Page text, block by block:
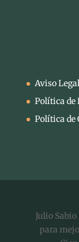
Aviso Legal
Política de
Política de
Julio
para